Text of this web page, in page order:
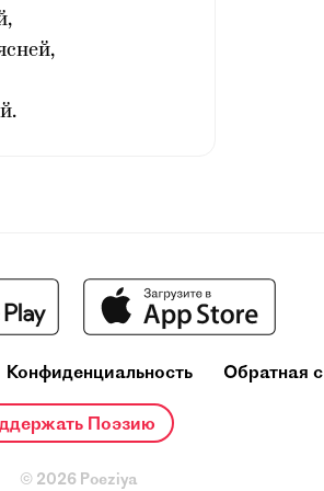
Конфиденциальность Обратная
Поэзию
© 2026 Poeziya